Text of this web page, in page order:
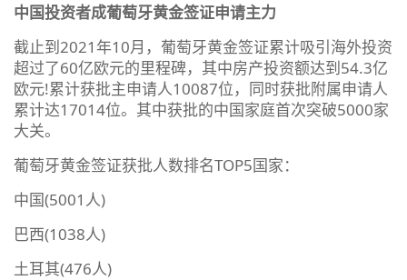
中国投资者成葡萄牙黄金签证申请主力
截止到2021年10月，葡萄牙黄金签证累计吸引海外投资
超过了60亿欧元的里程碑，其中房产投资额达到54.3亿
欧元!累计获批主申请人10087位，同时获批附属申请人
累计达17014位。其中获批的中国家庭首次突破5000家
大关。
葡萄牙黄金签证获批人数排名TOP5国家：
中国(5001人)
巴西(1038人)
土耳其(476人)